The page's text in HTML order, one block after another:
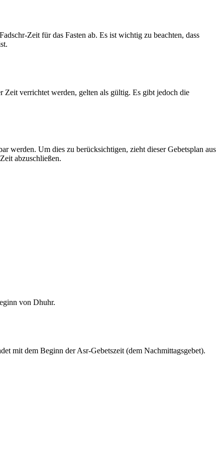
Zeit für das Fasten ab. Es ist wichtig zu beachten, dass
Zeit verrichtet werden, gelten als gültig. Es gibt jedoch die
werden. Um dies zu berücksichtigen, zieht dieser Gebetsplan aus
abzuschließen.
von Dhuhr.
mit dem Beginn der Asr-Gebetszeit (dem Nachmittagsgebet).